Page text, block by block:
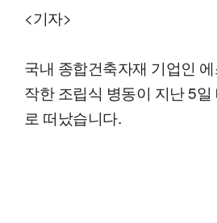
<기자>
국내 종합건축자재 기업인
작한 조립식 병동이 지난 5
로 떠났습니다.